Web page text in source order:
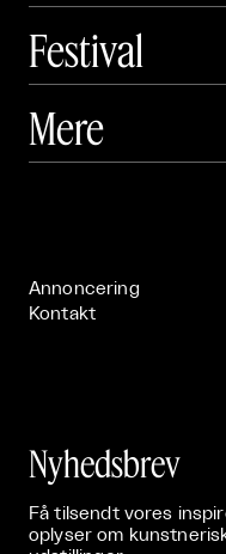
Festival
 Art Matter Festival
Mere
Annoncering
Kontakt
Nyhedsbrev
Få tilsendt vores
oplyser om